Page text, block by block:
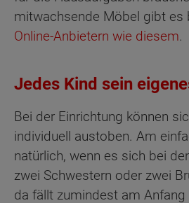
mitwachsende Möbel gibt es
Online-Anbietern wie diesem.
Jedes Kind sein
Bei der Einrichtung können
individuell austoben. Am
natürlich, wenn es sich bei
zwei Schwestern oder zwei
da fällt zumindest am Anfang